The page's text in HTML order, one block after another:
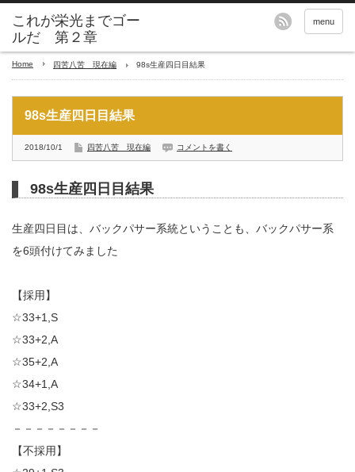
これが栄光までゴー
ルだ 第２章
menu
Home 四苦八苦 現在編 98s生産四日目結果
98s生産四日目結果
2018/10/1 四苦八苦 現在編 コメントを書く
98s生産四日目結果
生産四日目は、バックパサー系統ということも、バックパサー系
を6頭付けてみました
【採用】
☆33+1,S
☆33+2,A
☆35+2,A
☆34+1,A
☆33+2,S3
－－－－－－－－
【不採用】